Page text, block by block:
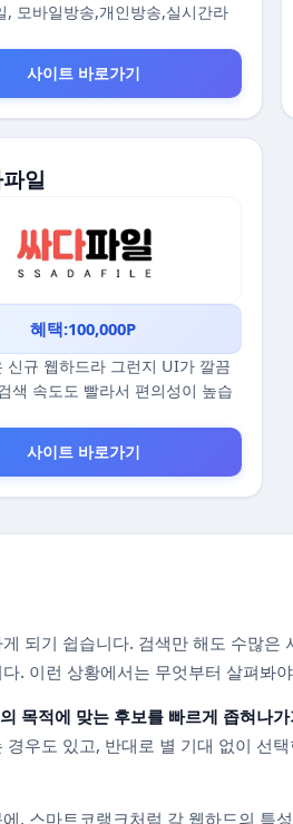
, 모바일방송,개인방송,실시간라
사이트 바로가기
일
혜택:100,000P
신규 웹하드라 그런지 UI가 깔끔
색 속도도 빨라서 편의성이 높습
사이트 바로가기
되기 쉽습니다. 검색만 해도 수많은
. 이런 상황에서는 무엇부터 살펴봐
목적에 맞는 후보를 빠르게 좁혀나
우도 있고, 반대로 별 기대 없이 선
, 스마트코랭크처럼 각 웹하드의 특